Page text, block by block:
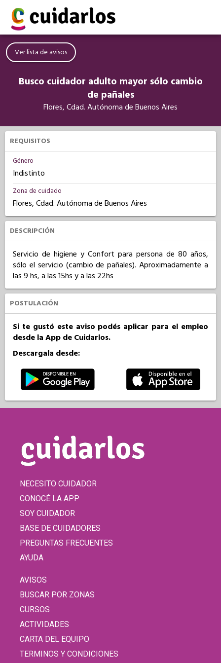
Ver lista de avisos
Busco cuidador adulto mayor sólo cambio
de pañales
Flores, Cdad. Autónoma de Buenos Aires
REQUISITOS
Género
Indistinto
Zona de cuidado
Flores, Cdad. Autónoma de Buenos Aires
DESCRIPCIÓN
Servicio de higiene y Confort para persona de 80 años,
sólo el servicio (cambio de pañales). Aproximadamente a
las 9 hs, a las 15hs y a las 22hs
POSTULACIÓN
Si te gustó este aviso podés aplicar para el empleo
desde la App de Cuidarlos.
Descargala desde:
NECESITO CUIDADOR
CONOCÉ LA APP
SOY CUIDADOR
BASE DE CUIDADORES
PREGUNTAS FRECUENTES
AYUDA
AVISOS
BUSCAR POR ZONAS
CURSOS
ACTIVIDADES
CARTA DEL EQUIPO
TERMINOS Y CONDICIONES